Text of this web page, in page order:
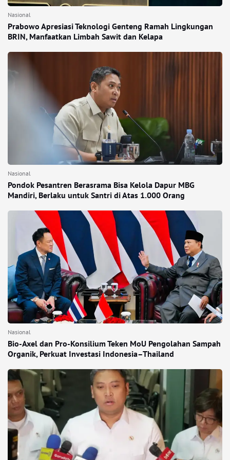
Nasional
Prabowo Apresiasi Teknologi Genteng Ramah Lingkungan
BRIN, Manfaatkan Limbah Sawit dan Kelapa
Nasional
Pondok Pesantren Berasrama Bisa Kelola Dapur MBG
Mandiri, Berlaku untuk Santri di Atas 1.000 Orang
Nasional
Bio-Axel dan Pro-Konsilium Teken MoU Pengolahan Sampah
Organik, Perkuat Investasi Indonesia–Thailand